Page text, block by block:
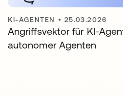
KI-AGENTEN • 25.03.2026
Angriffsvektor für KI-
autonomer Agenten